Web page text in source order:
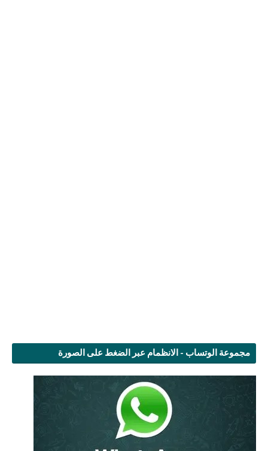
مجموعة الوتساب - الانظمام عبر الضغط على الصورة